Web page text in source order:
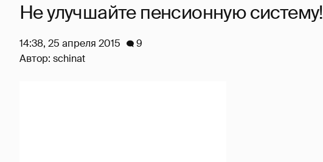
Не улучшайте пенсионную систему!
14:38, 25 апреля 2015
9
Автор: schinat